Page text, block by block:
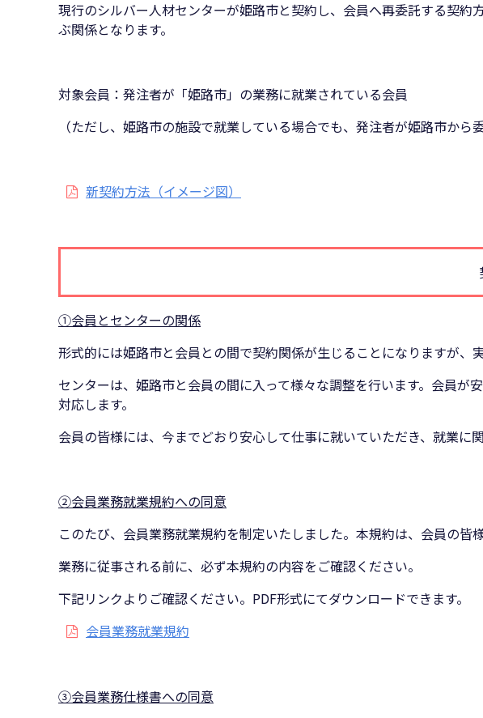
現行のシルバー人材センターが姫路市と契約し、会員へ再委託する契
ぶ関係となります。
対象会員：発注者が「姫路市」の業務に就業されている会員
（ただし、姫路市の施設で就業している場合でも、発注者が姫路市か
新契約方法（イメージ図）
①会員とセンターの関係
形式的には姫路市と会員との間で契約関係が生じることになりますが、
センターは、姫路市と会員の間に入って様々な調整を行います。会員
対応します。
会員の皆様には、今までどおり安心して仕事に就いていただき、就業に
②会員業務就業規約への同意
このたび、会員業務就業規約を制定いたしました。本規約は、会員の皆
業務に従事される前に、必ず本規約の内容をご確認ください。
下記リンクよりご確認ください。PDF形式にてダウンロードできます。
会員業務就業規約
③会員業務仕様書への同意